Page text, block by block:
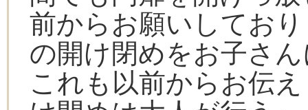
前からお願いしてお
の開け閉めをお子さ
これも以前からお伝